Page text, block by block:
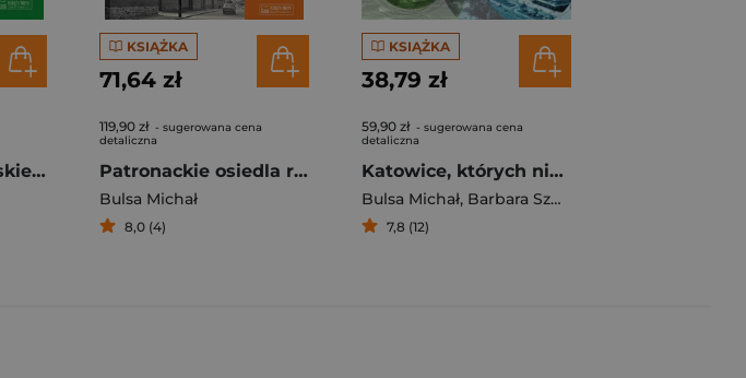
Zagłębie Dąbrowskie, Ziemia Rybnicka, Ziemia Wodzisławska. Patronackie osiedla robotnicze. Część 2
KSIĄŻKA
71,64 zł
119,90 zł - sugerowana cena
detaliczna
Patronackie osiedla robotnicze Tom 1 Górny Śląsk
Bulsa Michał
8,0 (4)
KSIĄŻKA
38,79 zł
59,90 zł - sugerowana cena
detaliczna
Katowice, których nie ma Katowice kerych niy ma
Bulsa Michał, Barbara Szmatloch
7,8 (12)